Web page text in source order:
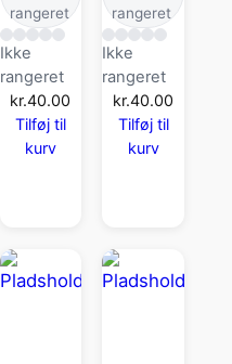
rangeret
Ikke
rangeret
kr.40.00
Tilføj til
kurv
rangeret
Ikke
rangeret
kr.40.00
Tilføj til
kurv